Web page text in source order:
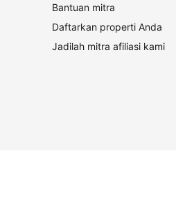
Bantuan mitra
Daftarkan properti Anda
Jadilah mitra afiliasi kami